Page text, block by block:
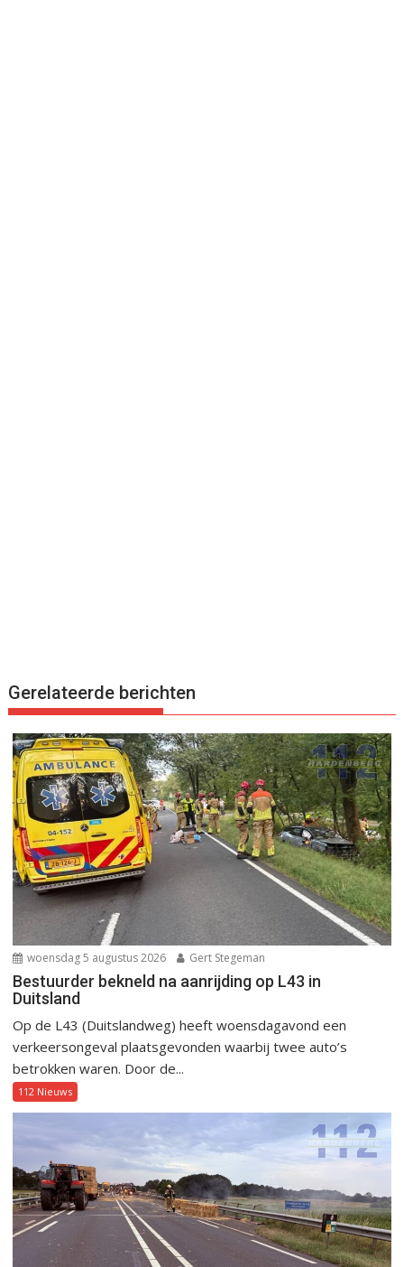
Gerelateerde berichten
woensdag 5 augustus 2026 Gert Stegeman
Bestuurder bekneld na aanrijding op L43 in
Duitsland
Op de L43 (Duitslandweg) heeft woensdagavond een
verkeersongeval plaatsgevonden waarbij twee auto’s
betrokken waren. Door de...
112 Nieuws